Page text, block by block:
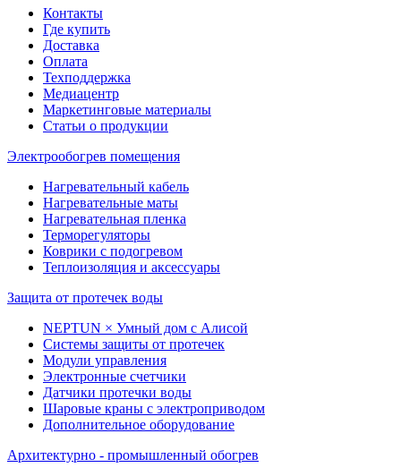
Контакты
Где купить
Доставка
Оплата
Техподдержка
Медиацентр
Маркетинговые материалы
Статьи о продукции
Электрообогрев помещения
Нагревательный кабель
Нагревательные маты
Нагревательная пленка
Терморегуляторы
Коврики с подогревом
Теплоизоляция и аксессуары
Защита от протечек воды
NEPTUN × Умный дом с Алисой
Системы защиты от протечек
Модули управления
Электронные счетчики
Датчики протечки воды
Шаровые краны с электроприводом
Дополнительное оборудование
Архитектурно - промышленный обогрев